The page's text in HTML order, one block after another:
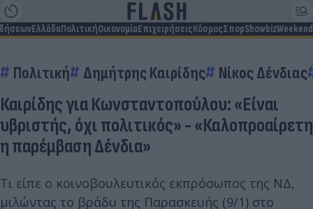
ΕλλάδαΠολιτικήΟικονομίαΕπιχειρήσειςΚόσμοςΣπορShowbizWeekend
Πολιτική Δημήτρης Καιρίδης Νίκος Δένδιας
Καιρίδης για Κωνσταντοπούλου: «Είναι
υβριστής, όχι πολιτικός» - «Καλοπροαίρετη
η παρέμβαση Δένδια»
Τι είπε ο κοινοβουλευτικός εκπρόσωπος της ΝΔ,
μιλώντας το βράδυ της Παρασκευής (9/1) στο